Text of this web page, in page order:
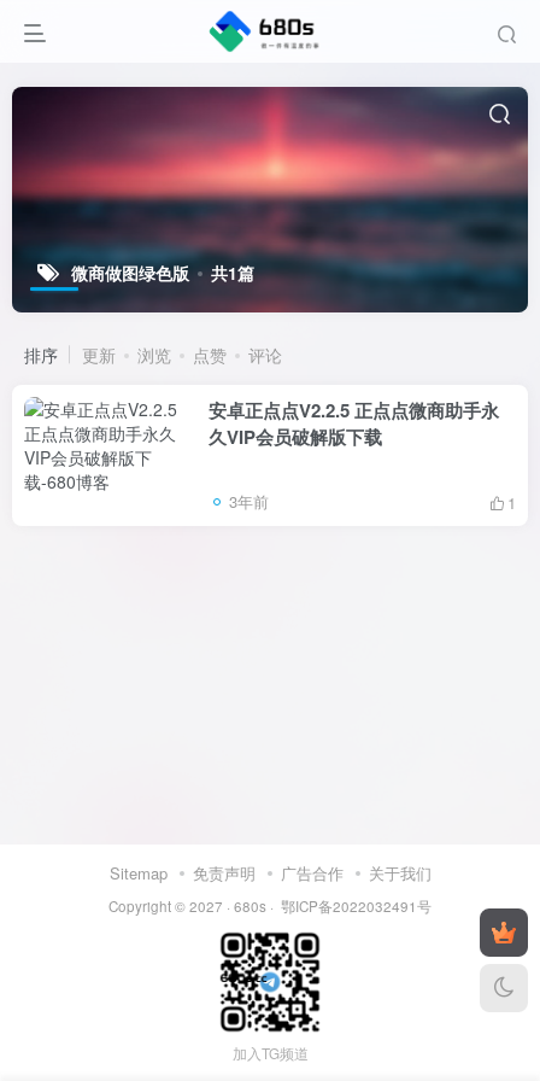
微商做图绿色版 共1篇
排序 更新 浏览 点赞 评论
安卓正点点V2.2.5 正点点微商助手永
久VIP会员破解版下载
3年前 1
Sitemap 免责声明 广告合作 关于我们
Copyright © 2027 · 680s · 鄂ICP备2022032491号
加入TG频道